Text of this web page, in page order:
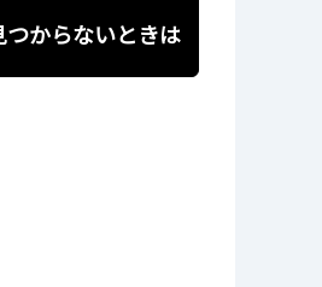
つからないときは